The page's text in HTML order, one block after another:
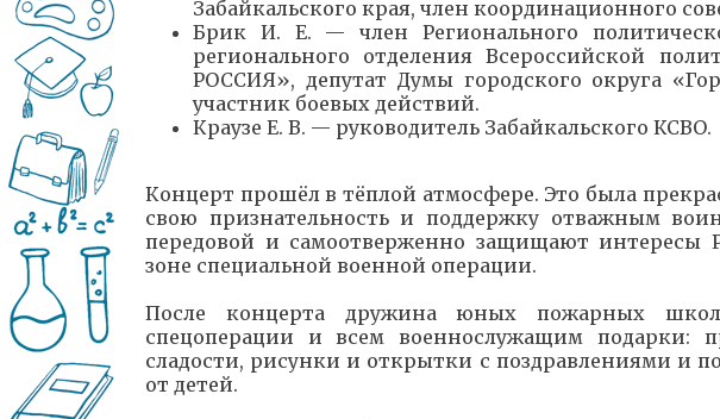
Забайкальского края, член координационного
Брик И. Е. — член Регионального
регионального отделения Всероссийской
РОССИЯ», депутат Думы городского округа
участник боевых действий.
Краузе Е. В. — руководитель Забайкальского КСВО.
Концерт прошёл в тёплой атмосфере. Это была
свою признательность и поддержку отважным
передовой и самоотверженно защищают интересы
зоне специальной военной операции.
После концерта дружина юных пожарных
спецоперации и всем военнослужащим подарки:
сладости, рисунки и открытки с поздравлениями и
от детей.